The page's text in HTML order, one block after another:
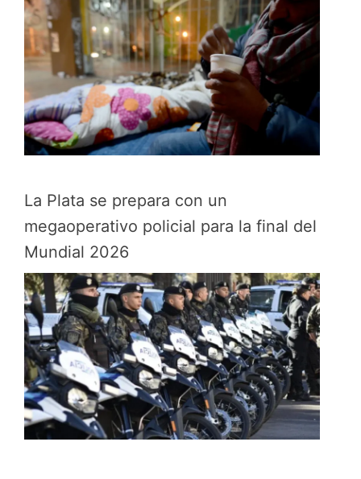
La Plata se prepara con un
megaoperativo policial para la final del
Mundial 2026